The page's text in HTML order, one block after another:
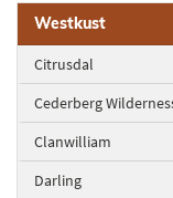
Westkust
Citrusdal
Cederberg
Clanwilliam
Darling